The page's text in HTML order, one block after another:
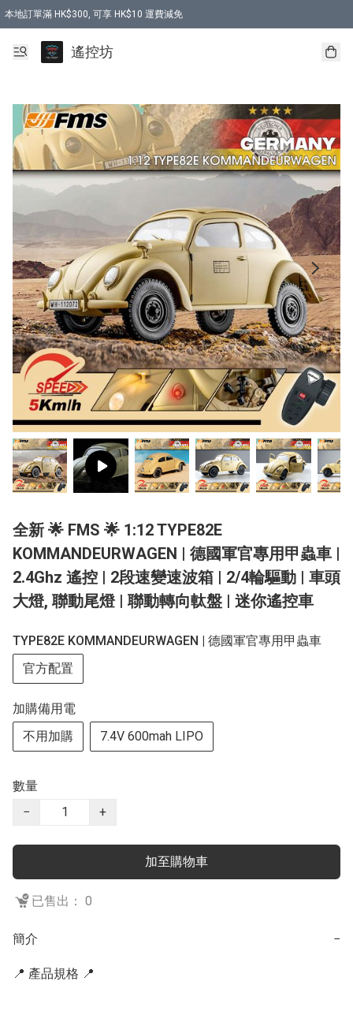
本地訂單滿 HK$300, 可享 HK$10 運費減免
購買 7.6V 6500mah 70C 電池 送 7.6V USB充電器
遙控坊
全新 🌟 FMS 🌟 1:12 TYPE82E
KOMMANDEURWAGEN | 德國軍官專用甲蟲車 |
2.4Ghz 遙控 | 2段速變速波箱 | 2/4輪驅動 | 車頭
大燈, 聯動尾燈 | 聯動轉向軚盤 | 迷你遙控車
TYPE82E KOMMANDEURWAGEN | 德國軍官專用甲蟲車
官方配置
加購備用電
不用加購
7.4V 600mah LIPO
數量
−
+
加至購物車
已售出： 0
簡介 −
📍 產品規格 📍